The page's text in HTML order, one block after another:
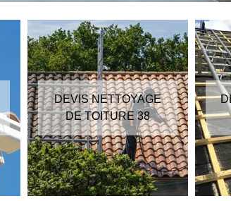
DEVIS NETTOYAGE
DE TOITURE 38